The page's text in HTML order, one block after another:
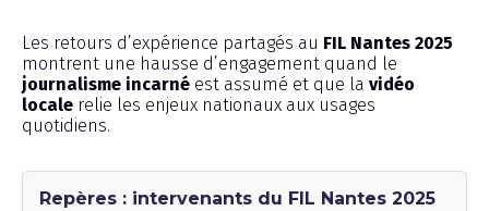
Les retours d’expérience partagés au FIL Nantes 2025
montrent une hausse d’engagement quand le
journalisme incarné est assumé et que la vidéo
locale relie les enjeux nationaux aux usages
quotidiens.
Repères : intervenants du FIL Nantes 2025